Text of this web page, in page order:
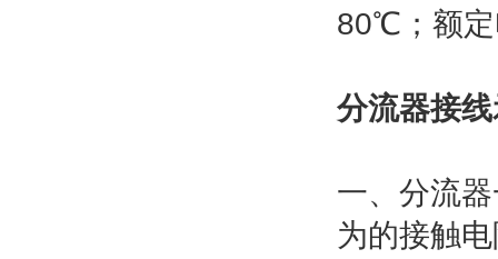
80℃ ；额
分流器接
一、分流
为的接触